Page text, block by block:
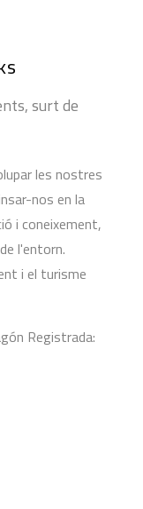
surt de
les nostres
nos en la
i coneixement,
l'entorn.
i el turisme
Registrada: